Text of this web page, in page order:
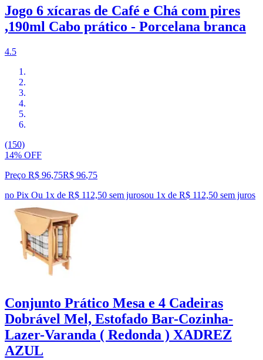
Jogo 6 xícaras de Café e Chá com pires
,190ml Cabo prático - Porcelana branca
4.5
(150)
14% OFF
Preço R$ 96,75R$ 96,75
no Pix Ou 1x de R$ 112,50 sem jurosou 1x de R$ 112,50 sem juros
Conjunto Prático Mesa e 4 Cadeiras
Dobrável Mel, Estofado Bar-Cozinha-
Lazer-Varanda ( Redonda ) XADREZ
AZUL